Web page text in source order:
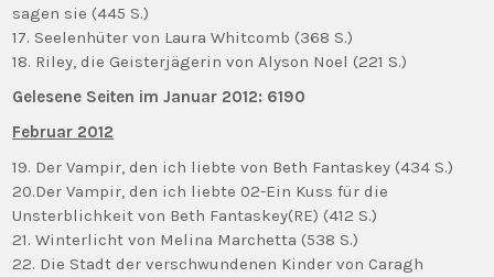
sagen sie (445 S.)
17. Seelenhüter von Laura Whitcomb (368 S.)
18. Riley, die Geisterjägerin von Alyson Noel (221 S.)
Gelesene Seiten im Januar 2012: 6190
Februar 2012
19. Der Vampir, den ich liebte von Beth Fantaskey (434 S.)
20.Der Vampir, den ich liebte 02-Ein Kuss für die
Unsterblichkeit von Beth Fantaskey(RE) (412 S.)
21. Winterlicht von Melina Marchetta (538 S.)
22. Die Stadt der verschwundenen Kinder von Caragh